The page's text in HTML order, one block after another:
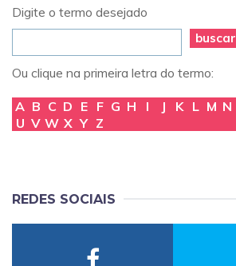
Digite o termo desejado
buscar
Ou clique na primeira letra do termo:
A B C D E F G H I J K L M N
U V W X Y Z
REDES SOCIAIS